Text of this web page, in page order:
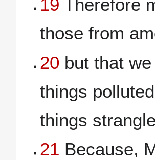
19 Therefore
those from
20 but that
things
things
21 Because,